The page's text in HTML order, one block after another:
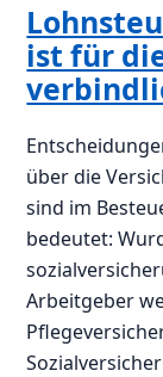
ist für
über die
sind im
bedeutet:
Arbeitgeber